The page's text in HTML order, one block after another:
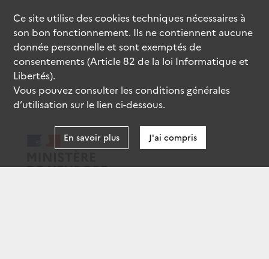
Ce site utilise descookiestechniques nécessaires à
son bon fonctionnement. Ils ne contiennent aucune
donnée personnelle et sont exemptés de
consentements (Article 82 de la loi Informatique et
Libertés).
Vous pouvez consulter les conditions générales
d’utilisation sur le lien ci-dessous.
En savoir plus J'ai compris